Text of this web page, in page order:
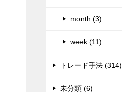
month (3)
week (11)
トレード手法 (314)
未分類 (6)